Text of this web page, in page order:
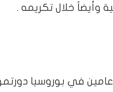
وأيضاً خلال تكريمه .
في بوروسيا